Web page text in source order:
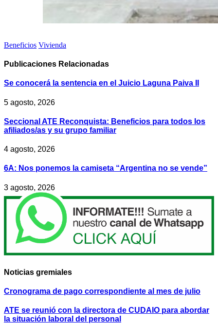
Beneficios Vivienda
Publicaciones Relacionadas
Se conocerá la sentencia en el Juicio Laguna Paiva II
5 agosto, 2026
Seccional ATE Reconquista: Beneficios para todos los
afiliados/as y su grupo familiar
4 agosto, 2026
6A: Nos ponemos la camiseta “Argentina no se vende”
3 agosto, 2026
Noticias gremiales
Cronograma de pago correspondiente al mes de julio
ATE se reunió con la directora de CUDAIO para abordar
la situación laboral del personal